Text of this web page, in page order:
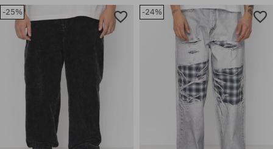
Mărimi existente:
M; L; XL
Mărimi existente:
30; 32; 34; 36
-25% -24%